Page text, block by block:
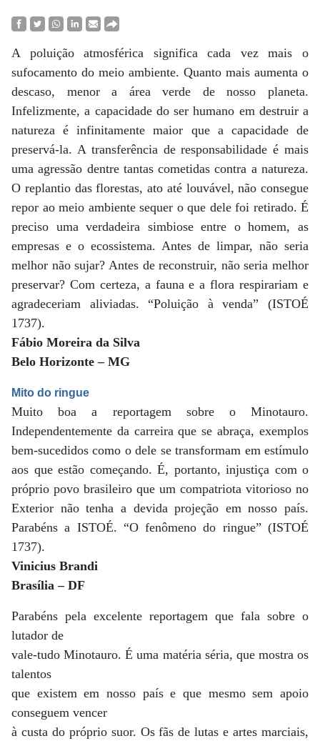
A poluição atmosférica significa cada vez mais o
sufocamento do meio ambiente. Quanto mais aumenta o
descaso, menor a área verde de nosso planeta.
Infelizmente, a capacidade do ser humano em destruir a
natureza é infinitamente maior que a capacidade de
preservá-la. A transferência de responsabilidade é mais
uma agressão dentre tantas cometidas contra a natureza.
O replantio das florestas, ato até louvável, não consegue
repor ao meio ambiente sequer o que dele foi retirado. É
preciso uma verdadeira simbiose entre o homem, as
empresas e o ecossistema. Antes de limpar, não seria
melhor não sujar? Antes de reconstruir, não seria melhor
preservar? Com certeza, a fauna e a flora respirariam e
agradeceriam aliviadas. “Poluição à venda” (ISTOÉ
1737).
Fábio Moreira da Silva
Belo Horizonte – MG
Mito do ringue
Muito boa a reportagem sobre o Minotauro.
Independentemente da carreira que se abraça, exemplos
bem-sucedidos como o dele se transformam em estímulo
aos que estão começando. É, portanto, injustiça com o
próprio povo brasileiro que um compatriota vitorioso no
Exterior não tenha a devida projeção em nosso país.
Parabéns a ISTOÉ. “O fenômeno do ringue” (ISTOÉ
1737).
Vinicius Brandi
Brasília – DF
Parabéns pela excelente reportagem que fala sobre o
lutador de
vale-tudo Minotauro. É uma matéria séria, que mostra os
talentos
que existem em nosso país e que mesmo sem apoio
conseguem vencer
à custa do próprio suor. Os fãs de lutas e artes marciais,